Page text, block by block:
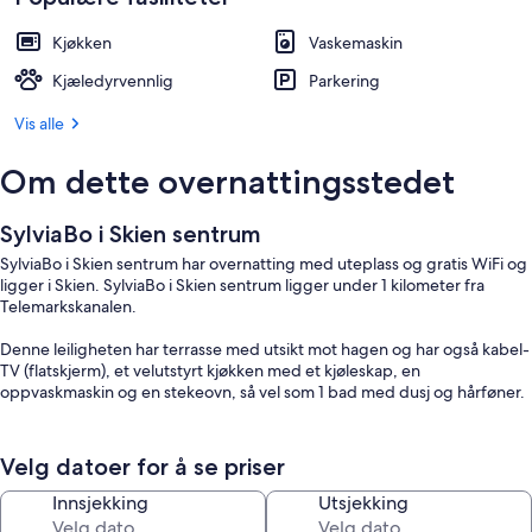
Kjøkken
Vaskemaskin
Kjæledyrvennlig
Parkering
Vis alle
Om dette overnattingsstedet
SylviaBo i Skien sentrum
SylviaBo i Skien sentrum har overnatting med uteplass og gratis WiFi og
ligger i Skien. SylviaBo i Skien sentrum ligger under 1 kilometer fra
Telemarkskanalen.
Denne leiligheten har terrasse med utsikt mot hagen og har også kabel-
TV (flatskjerm), et velutstyrt kjøkken med et kjøleskap, en
oppvaskmaskin og en stekeovn, så vel som 1 bad med dusj og hårføner.
Gjester som reiser alene, anbefaler beliggenheten til alle som reiser i
eget selskap. De har gitt beliggenheten 9,7 i score.
Velg datoer for å se priser
Innsjekking Utsjekking